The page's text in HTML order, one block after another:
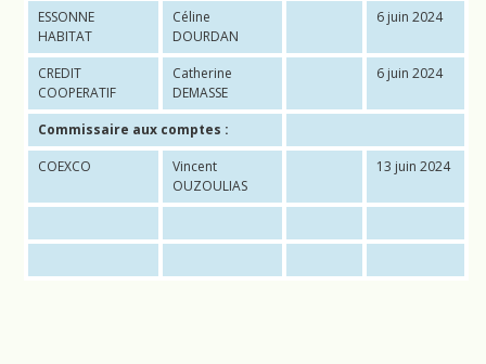
ESSONNE
HABITAT
Céline
DOURDAN
6 juin 2024
CREDIT
COOPERATIF
Catherine
DEMASSE
6 juin 2024
Commissaire aux comptes :
COEXCO
Vincent
OUZOULIAS
13 juin 2024